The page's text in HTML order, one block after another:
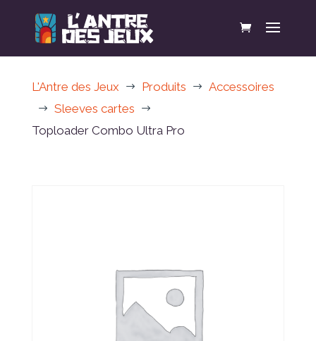
L'Antre des Jeux $ Produits $ Accessoires
$ Sleeves cartes $
Toploader Combo Ultra Pro